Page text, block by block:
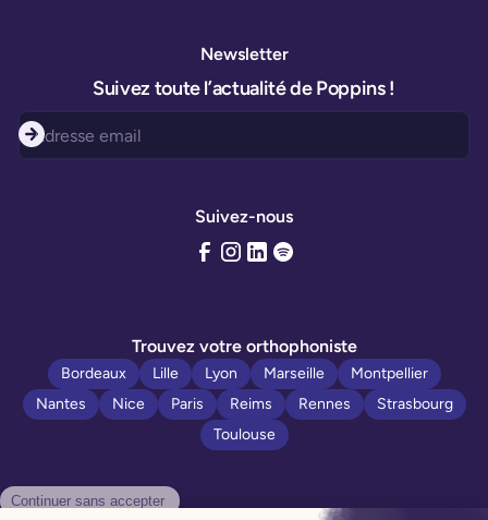
Suivez-nous
Newsletter
Suivez toute l’actualité de Poppins !
Trouvez votre orthophoniste
Bordeaux Lille Lyon Marseille
Montpellier
Nantes
Nice Paris Reims Rennes
Strasbourg
Toulouse